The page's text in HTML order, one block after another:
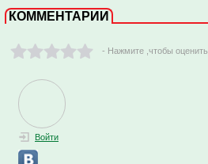
КОММЕНТАРИИ
- Нажмите ,чтобы оценить
Войти